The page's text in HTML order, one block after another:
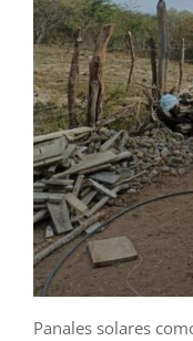
Panales solares